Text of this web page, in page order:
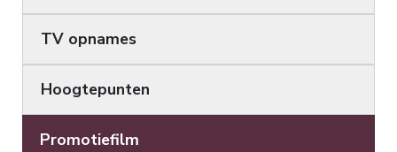
TV opnames
Hoogtepunten
Promotiefilm